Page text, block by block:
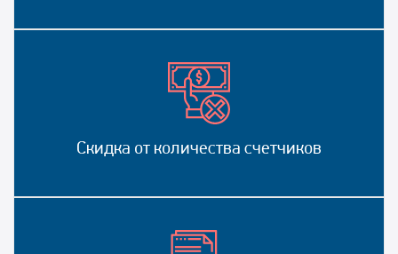
Скидка от количества счетчиков